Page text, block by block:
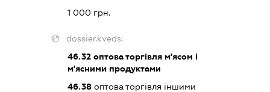
1 000 грн.
dossier.kveds:
46.32оптова торгівля м'ясом і
м'ясними продуктами
46.38оптова торгівля іншими